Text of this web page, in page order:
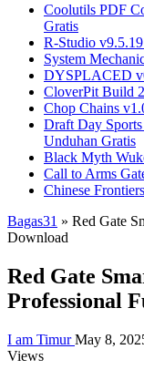
Coolutils PDF
Gratis
R-Studio
System
DYSPLACED
CloverPit Build
Chop Chains
Draft Day
Unduhan Gratis
Black Myth
Call to Arms
Chinese
Bagas31 » Red Gate
Download
Red Gate
Professional
I am TimurMay 8,
Views